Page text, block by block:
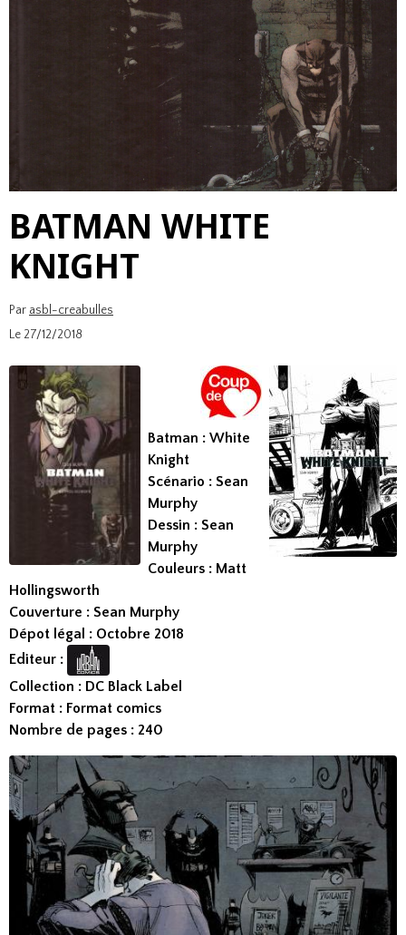
BATMAN WHITE
KNIGHT
Par asbl-creabulles
Le 27/12/2018
Batman : White
Knight
Scénario : Sean
Murphy
Dessin : Sean
Murphy
Couleurs : Matt
Hollingsworth
Couverture : Sean Murphy
Dépot légal : Octobre 2018
Editeur :
Collection : DC Black Label
Format : Format comics
Nombre de pages : 240